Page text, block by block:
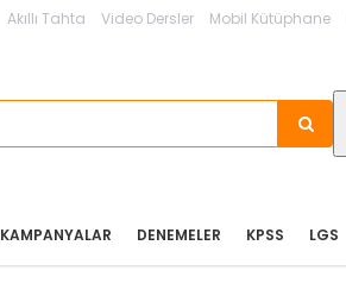
Akıllı Tahta Video Dersler Mobil Kütüphane
LGS
KPSS
DENEMELER
KAMPANYALAR